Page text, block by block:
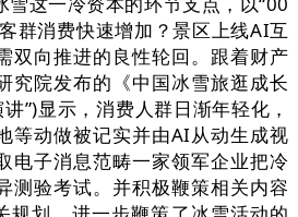
群消费快速增加？景区上线AI互
双向推进的良性轮回。跟着财产
究院发布的《中国冰雪旅逛成长
”)显示，消费人群日渐年轻化，
等动做被记实并由AI从动生成视
电子消息范畴一家领军企业把冷
测验考试。并积极鞭策相关内容